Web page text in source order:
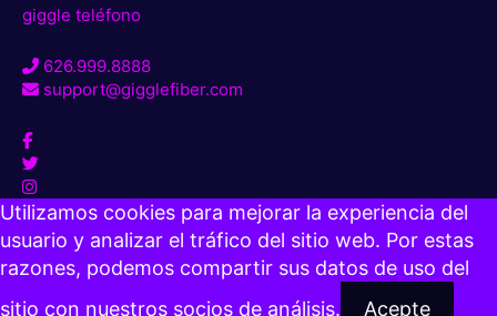
giggle teléfono
626.999.8888
support@gigglefiber.com
Utilizamos cookies para mejorar la experiencia del
usuario y analizar el tráfico del sitio web. Por estas
razones, podemos compartir sus datos de uso del
sitio con nuestros socios de análisis.
Acepte